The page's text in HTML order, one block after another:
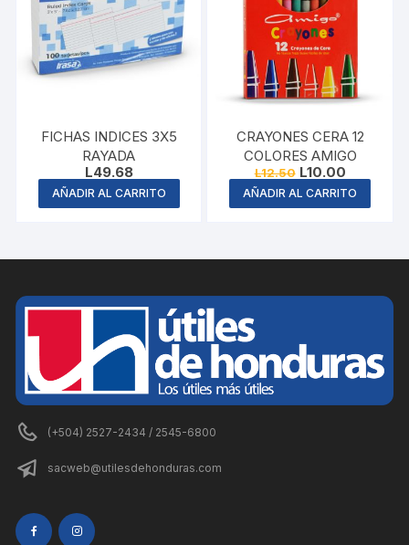
FICHAS INDICES 3X5
RAYADA
L49.68
AÑADIR AL CARRITO
CRAYONES CERA 12
COLORES AMIGO
L12.50 Original
price
was:
L12.50.
L10.00Current
price
is:
L10.00.
AÑADIR AL CARRITO
(+504) 2527-2434 / 2545-6800
sacweb@utilesdehonduras.com